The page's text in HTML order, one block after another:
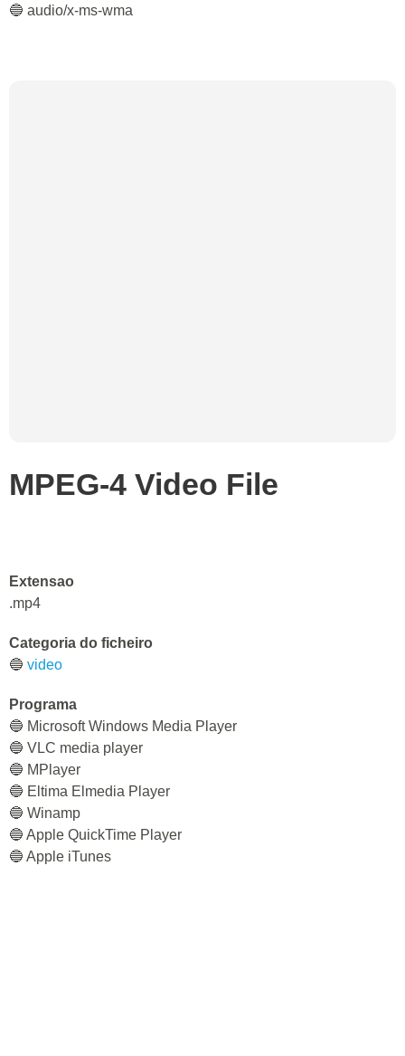
🔵 audio/x-ms-wma
MPEG-4 Video File
Extensao
.mp4
Categoria do ficheiro
🔵 video
Programa
🔵 Microsoft Windows Media Player
🔵 VLC media player
🔵 MPlayer
🔵 Eltima Elmedia Player
🔵 Winamp
🔵 Apple QuickTime Player
🔵 Apple iTunes